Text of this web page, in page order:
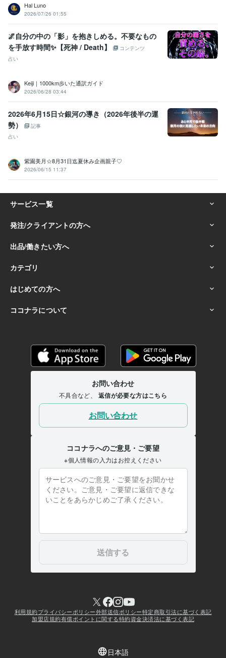
Hal Luno
2026/07/26 01:55
🌌自分の中の「影」を抱きしめる。不要なもの
を手放す時間✨【死神 / Death】
コンテンツ
占い
Keiji｜1000km歩いた通訳ガイド
2026/06/28 03:44
2026年6月15日☆銀河の導き（2026年後半の運
勢）
記事
占い
紫園美月☆8月31日迄夏休み企画親子♡
2026/06/15 11:37